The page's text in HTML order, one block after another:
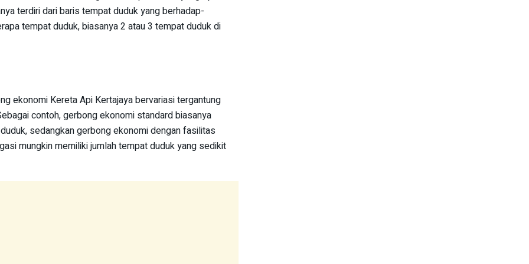
terdiri dari baris tempat duduk yang berhadap-
tempat duduk, biasanya 2 atau 3 tempat duduk di
ekonomi Kereta Api Kertajaya bervariasi tergantung
contoh, gerbong ekonomi standard biasanya
sedangkan gerbong ekonomi dengan fasilitas
mungkin memiliki jumlah tempat duduk yang sedikit